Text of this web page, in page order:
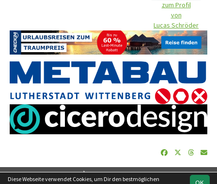
zum Profil
von
Lucas Schröder
soccero.de
Diese Webseite verwendet Cookies, um Dir den bestmöglichen